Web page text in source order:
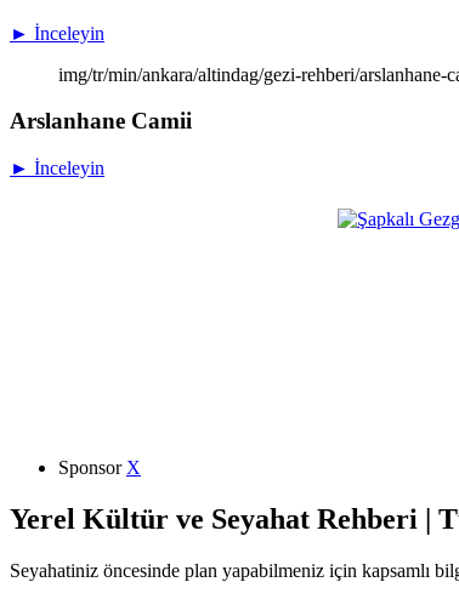
► İnceleyin
img/tr/min/ankara/altindag/gezi-rehberi/
Arslanhane Camii
► İnceleyin
Sponsor X
Yerel Kültür ve Seyahat Rehberi |
Seyahatiniz öncesinde plan yapabilmeniz için kapsamlı